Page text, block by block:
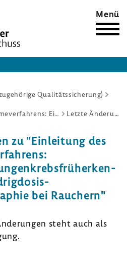
Menü
Qualitätssicherung)
Einleitung des Stellungnahmeverfahrens: Einführung der Lungenkrebsfrüherkennung mittels Niedrigdosis-Computertomographie bei Rauchern
Letzte Änderungen
zu "Einlei­tung des
bei Rauchern"
steht auch als